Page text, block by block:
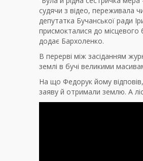
судячи з відео, переживала
депутатка Бучанської ради
присмокталися до місцевого
додає Бархоленко.
В перерві між засіданням
землі в бучі великими
На що Федорук йому
заяву й отримали землю. А